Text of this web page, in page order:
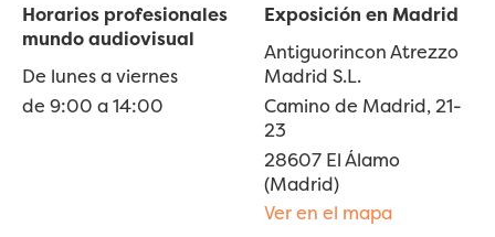
Horarios profesionales
mundo audiovisual
De lunes a viernes
de 9:00 a 14:00
Exposición en Madrid
Antiguorincon Atrezzo
Madrid S.L.
Camino de Madrid, 21-
23
28607 El Álamo
(Madrid)
Ver en el mapa